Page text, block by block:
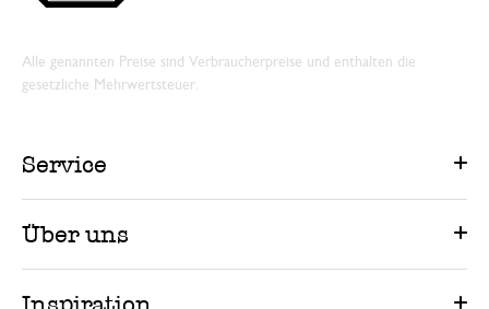
Alle genannten Preise sind Verbraucherpreise und enthalten die
gesetzliche Mehrwertsteuer.
Service
Über uns